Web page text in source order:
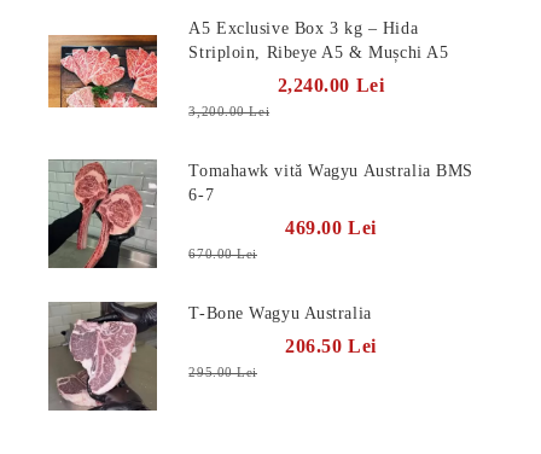
A5 Exclusive Box 3 kg – Hida
Striploin, Ribeye A5 & Mușchi A5
2,240.00 Lei
3,200.00 Lei
Tomahawk vită Wagyu Australia BMS
6-7
469.00 Lei
670.00 Lei
T-Bone Wagyu Australia
206.50 Lei
295.00 Lei